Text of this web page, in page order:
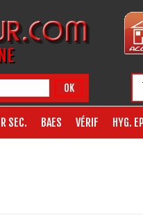
OK
SEC. BAES VÉRIF HYG.